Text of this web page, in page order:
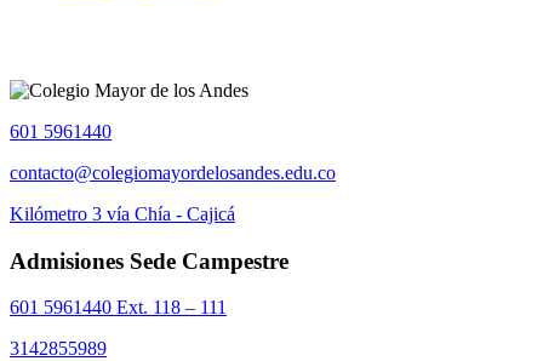
601 5961440
contacto@colegiomayordelosandes.edu.co
Kilómetro 3 vía Chía - Cajicá
Admisiones Sede Campestre
601 5961440 Ext. 118 – 111
3142855989